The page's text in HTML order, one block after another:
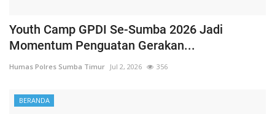
Youth Camp GPDI Se-Sumba 2026 Jadi
Momentum Penguatan Gerakan...
Humas Polres Sumba Timur Jul 2, 2026 356
BERANDA